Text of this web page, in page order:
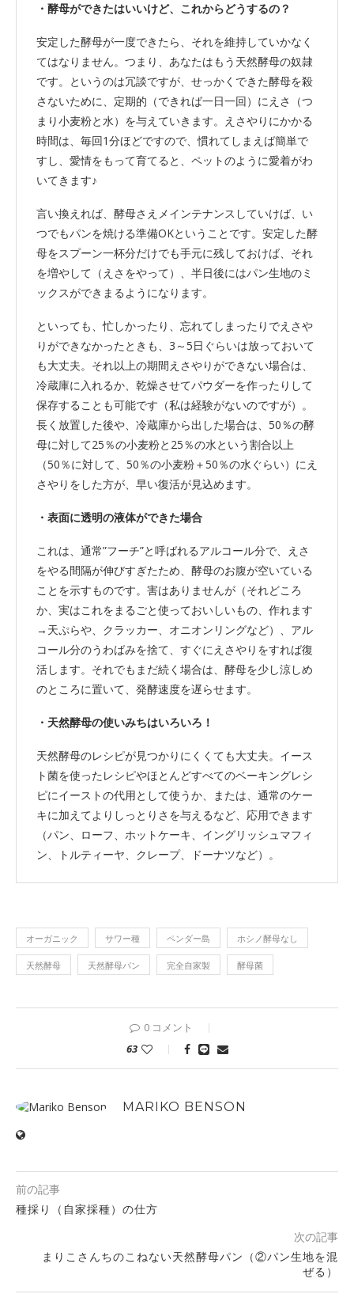
・酵母ができたはいいけど、これからどうするの？
安定した酵母が一度できたら、それを維持していかなく
てはなりません。つまり、あなたはもう天然酵母の奴隷
です。というのは冗談ですが、せっかくできた酵母を殺
さないために、定期的（できれば一日一回）にえさ（つ
まり小麦粉と水）を与えていきます。えさやりにかかる
時間は、毎回1分ほどですので、慣れてしまえば簡単で
すし、愛情をもって育てると、ペットのように愛着がわ
いてきます♪
言い換えれば、酵母さえメインテナンスしていけば、い
つでもパンを焼ける準備OKということです。安定した酵
母をスプーン一杯分だけでも手元に残しておけば、それ
を増やして（えさをやって）、半日後にはパン生地のミ
ックスができまるようになります。
といっても、忙しかったり、忘れてしまったりでえさや
りができなかったときも、3～5日ぐらいは放っておいて
も大丈夫。それ以上の期間えさやりができない場合は、
冷蔵庫に入れるか、乾燥させてパウダーを作ったりして
保存することも可能です（私は経験がないのですが）。
長く放置した後や、冷蔵庫から出した場合は、50％の酵
母に対して25％の小麦粉と25％の水という割合以上
（50％に対して、50％の小麦粉＋50％の水ぐらい）にえ
さやりをした方が、早い復活が見込めます。
・表面に透明の液体ができた場合
これは、通常”フーチ”と呼ばれるアルコール分で、えさ
をやる間隔が伸びすぎたため、酵母のお腹が空いている
ことを示すものです。害はありませんが（それどころ
か、実はこれをまるごと使っておいしいもの、作れます
→天ぷらや、クラッカー、オニオンリングなど）、アル
コール分のうわばみを捨て、すぐにえさやりをすれば復
活します。それでもまだ続く場合は、酵母を少し涼しめ
のところに置いて、発酵速度を遅らせます。
・天然酵母の使いみちはいろいろ！
天然酵母のレシピが見つかりにくくても大丈夫。イース
ト菌を使ったレシピやほとんどすべてのベーキングレシ
ピにイーストの代用として使うか、または、通常のケー
キに加えてよりしっとりさを与えるなど、応用できます
（パン、ローフ、ホットケーキ、イングリッシュマフィ
ン、トルティーヤ、クレープ、ドーナツなど）。
オーガニック サワー種 ペンダー島 ホシノ酵母なし
天然酵母 天然酵母パン 完全自家製 酵母菌
0 コメント
63
MARIKO BENSON
前の記事
種採り（自家採種）の仕方
次の記事
まりこさんちのこねない天然酵母パン（②パン生地を混
ぜる）